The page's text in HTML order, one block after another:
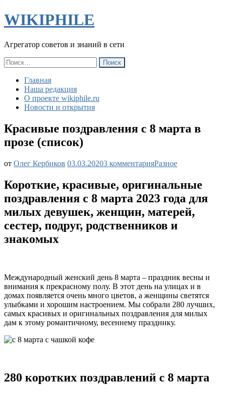
WIKIPHILE
Агрегатор советов и знаний в сети
Найти:
Главная
Наша редакция
О проекте wikiphile.ru
Новости и открытия
Красивые поздравления с 8 марта в
прозе (список)
от Олег Кербиков 03.03.20203 комментарияк
поздравления
с
марта
в
Разное
Короткие, красивые, оригинальные
поздравления с 8 марта 2023 года для
милых девушек, женщин, матерей,
сестер, подруг, родственников и
знакомых
Международный женский день 8 марта – праздник весны и
внимания к прекрасному полу. В этот день на улицах и в
домах появляется очень много цветов, а женщины светятся
улыбками и хорошим настроением. Мы собрали 280 лучших,
самых красивых и оригинальных поздравления для милых
дам к этому романтичному, весеннему празднику.
280 коротких поздравлений с 8 марта